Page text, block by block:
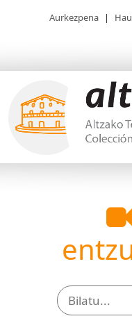
Aurkezpena |